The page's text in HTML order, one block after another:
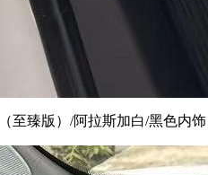
至臻版）/阿拉斯加白/黑色内饰